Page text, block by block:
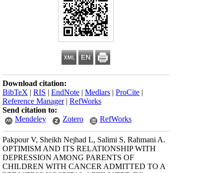
Download citation:
BibTeX | RIS | EndNote | Medlars | ProCite |
Reference Manager| RefWorks
Send citation to:
Mendeley
Zotero RefWorks
Pakpour V, Sheikh Nejhad L, Salimi S, Rahmani A.
OPTIMISM AND ITS RELATIONSHIP WITH
DEPRESSION AMONG PARENTS OF
CHILDREN WITH CANCER ADMITTED TO A